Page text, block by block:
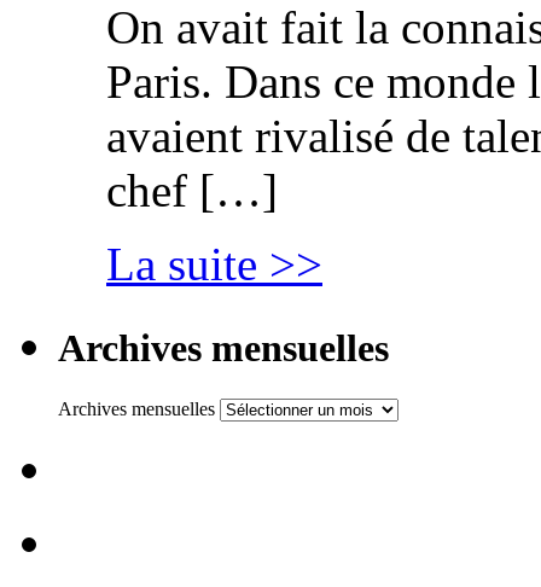
On avait fait la
Paris. Dans ce
avaient rivalisé de
chef […]
La suite >>
Archives mensuelles
Archives mensuelles